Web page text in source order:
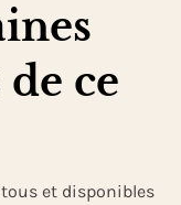
ce
et disponibles